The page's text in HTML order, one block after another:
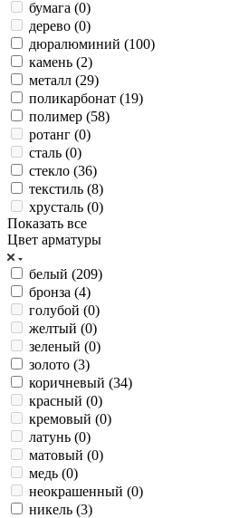
бумага (0)
дерево (0)
дюралюминий (100)
камень (2)
металл (29)
поликарбонат (19)
полимер (58)
ротанг (0)
сталь (0)
стекло (36)
текстиль (8)
хрусталь (0)
Показать все
Цвет арматуры
белый (209)
бронза (4)
голубой (0)
желтый (0)
зеленый (0)
золото (3)
коричневый (34)
красный (0)
кремовый (0)
латунь (0)
матовый (0)
медь (0)
неокрашенный (0)
никель (3)